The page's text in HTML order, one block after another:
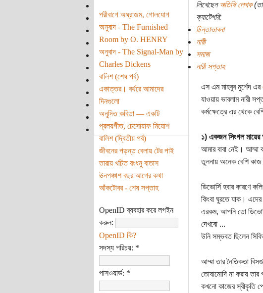
পরীবাগে অঘ্রাজম, গোলযোগ
অনুবাদ - The Furnished
Room by O. HENRY
অনুবাদ - The Signal-Man by
Charles Dickens
বালিশ (শেষ পর্ব)
একাত্তর। বর্থরে আমাদের
দিনগুলো
অনূদিত কবিতা — একটি
প্রলয়গীত, চেসোয়াফ মিয়োশ
বালিশ (দ্বিতীয় পর্ব)
জীবনের পড়ন্ত বেলায় টের পাই
তারায় খচিত রংধনু বাতাস
ঊনপঞ্চাশ বছর আগের কথা
আঁকটোবর - শেষ সপ্তাহ
OpenID ব্যবহার করে লগইন
করুন:
OpenID কি?
সদস্য পরিচয়: *
পাসওয়ার্ড: *
লিখেছেনঅতিথি লেখক
ক্যাটেগরি:
চিন্তাভাবনা
নারী
সমাজ
নারী সপ্তাহ
এস এম মাহবুব মুর্শেদ এর
যাওয়ায় ভাবলাম নারী
কর্মক্ষেত্রে এর থেকে
১) একজন সিংগল মায়ের
আমার বাবা নেই। আম্মা
তুলনায় অনেক বেশি
ডিভোর্সি হবার কারণে
কিংবা ঘুরতে যাক। এদের
এরকম, আপনি তো
দেখবো ...
উনি সম্ভবত ছিলেন
আম্মা তার নৈতিকতা
তোষামোদি না করায়
কখনো কাজের স্বীকৃতি